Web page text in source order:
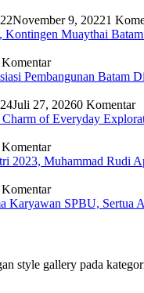
November 9, 20221
Kontingen Muaythai
Pembangunan Batam
Juli 27, 20260 Komentar
of Everyday
2023, Muhammad Rudi
Karyawan SPBU, Sertua
style gallery pada